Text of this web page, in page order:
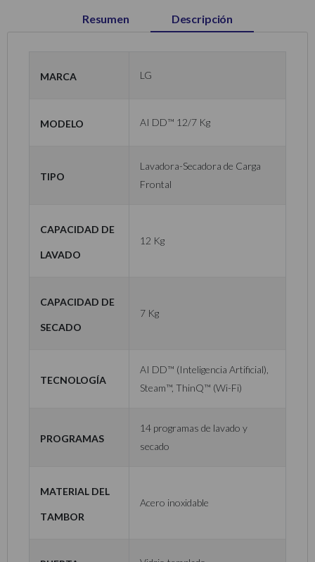
Resumen Descripción
Marca LG
Modelo AI DD™ 12/7 Kg
Tipo
Lavadora-Secadora de Carga
Frontal
Capacidad de
Lavado
12 Kg
Capacidad de
Secado
7 Kg
Tecnología
AI DD™ (Inteligencia Artificial),
Steam™, ThinQ™ (Wi-Fi)
Programas
14 programas de lavado y
secado
Material del
Tambor
Acero inoxidable